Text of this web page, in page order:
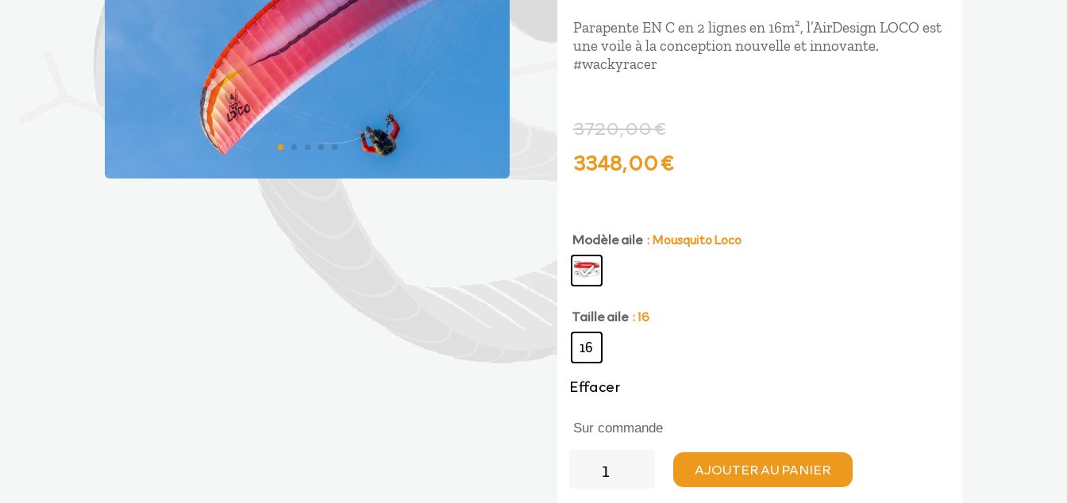
Parapente EN C en 2 lignes en 16m², l’AirDesign LOCO est
une voile à la conception nouvelle et innovante.
#wackyracer
3720,00€
Le
initial
était :
3720,00 €.
3348,00€Le
actuel
Modèle aile : Mousquito Loco
Taille aile : 16
16
Effacer
Sur commande
AJOUTER AU PANIER